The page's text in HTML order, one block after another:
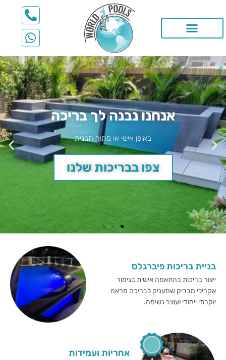
לתוכן
בניית בריכות פיברגלס
ייצור בריכות בהתאמה אישית בגימור
אקרילי מבריק שמעניק לבריכה מראה
יוקרתי ייחודי ועוצר נשימה.
אחריות ועמידות